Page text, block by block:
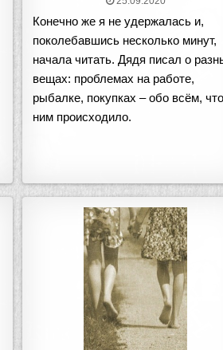
Конечно же я не удержалась и,
поколебавшись несколько минут,
начала читать. Дядя писал о
вещах: проблемах на работе,
рыбалке, покупках – обо всём,
ним происходило.